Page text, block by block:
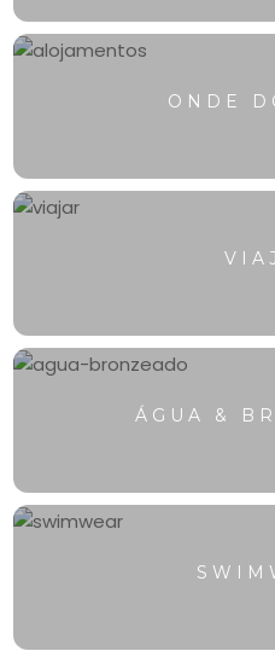
💬
ONDE
ÁGUA &